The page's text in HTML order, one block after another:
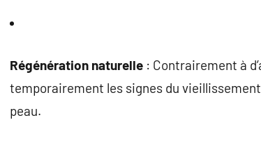
Régénération naturelle : Contrairement à
temporairement les signes du
peau.